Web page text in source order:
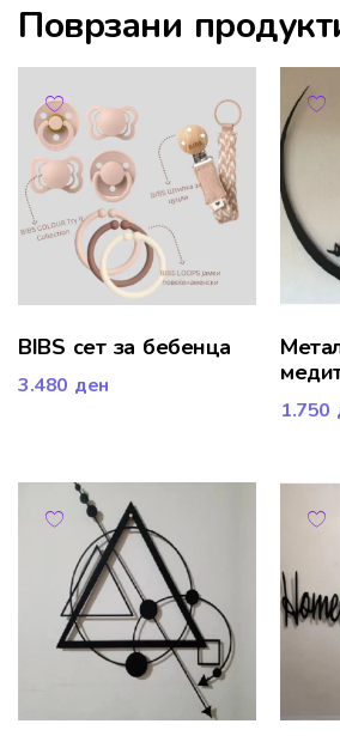
Поврзани
BIBS сет за бебенца
3.480 ден
1.750